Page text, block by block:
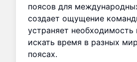
поясов для
создает ощущение
устраняет необходимость
искать время в разных
поясах.